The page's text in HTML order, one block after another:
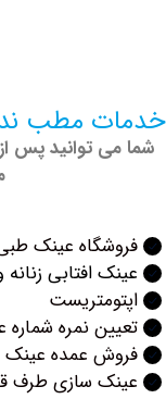
مطب ندا
توانید پس از
مطب
عینک طبی
افتابی زنانه و مردانه
نمره شماره عينك
عمده عینک
سازی طرف قرار داد